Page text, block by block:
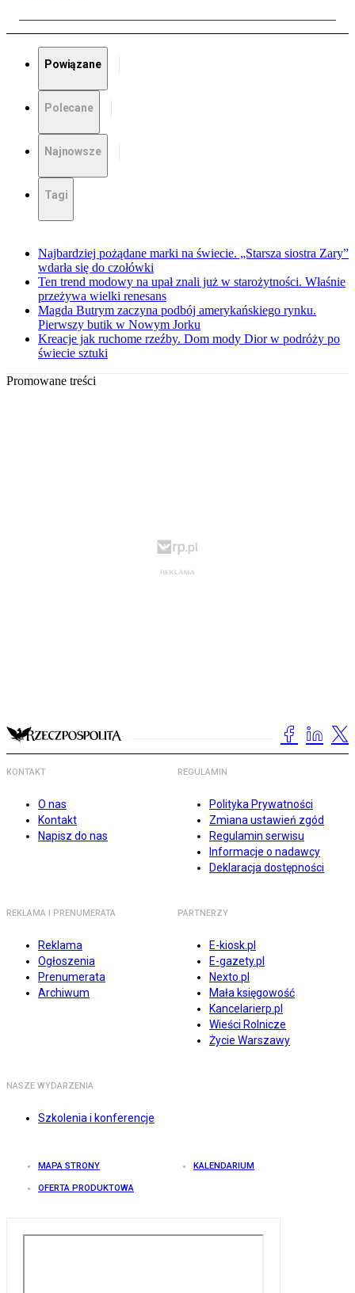
Powiązane
Polecane
Najnowsze
Tagi
Najbardziej pożądane marki na świecie. „Starsza siostra Zary”
wdarła się do czołówki
Ten trend modowy na upał znali już w starożytności. Właśnie
przeżywa wielki renesans
Magda Butrym zaczyna podbój amerykańskiego rynku.
Pierwszy butik w Nowym Jorku
Kreacje jak ruchome rzeźby. Dom mody Dior w podróży po
świecie sztuki
Promowane treści
KONTAKT
O nas
Kontakt
Napisz do nas
REGULAMIN
Polityka Prywatności
Zmiana ustawień zgód
Regulamin serwisu
Informacje o nadawcy
Deklaracja dostępności
REKLAMA I PRENUMERATA
Reklama
Ogłoszenia
Prenumerata
Archiwum
PARTNERZY
E-kiosk.pl
E-gazety.pl
Nexto.pl
Mała księgowość
Kancelarierp.pl
Wieści Rolnicze
Życie Warszawy
NASZE WYDARZENIA
Szkolenia i konferencje
MAPA STRONY KALENDARIUM
OFERTA PRODUKTOWA